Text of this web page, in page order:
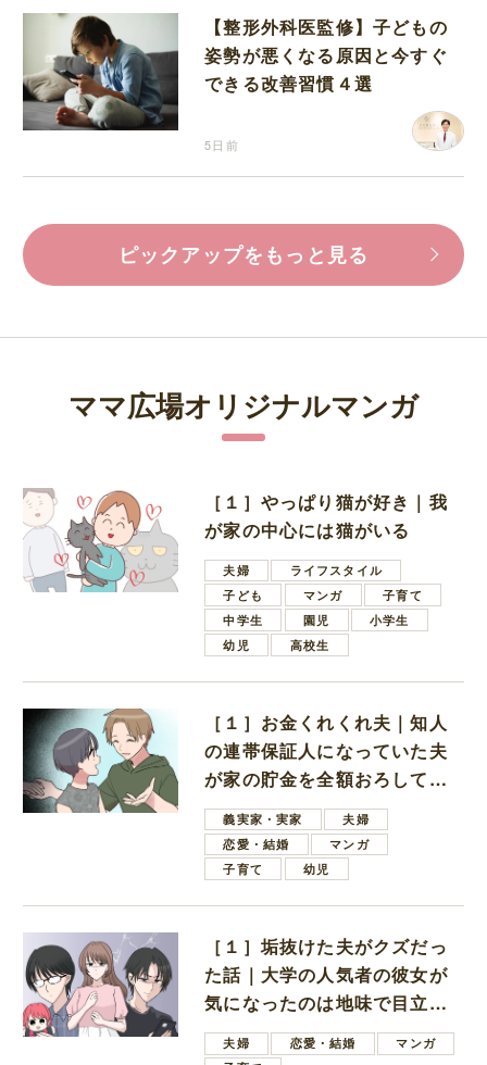
【整形外科医監修】子どもの
姿勢が悪くなる原因と今すぐ
できる改善習慣４選
5日前
ピックアップをもっと見る
ママ広場オリジナルマンガ
［１］やっぱり猫が好き｜我
が家の中心には猫がいる
夫婦
ライフスタイル
子ども
マンガ
子育て
中学生
園児
小学生
幼児
高校生
［１］お金くれくれ夫｜知人
の連帯保証人になっていた夫
が家の貯金を全額おろしてほ
しいと言ってきた
義実家・実家
夫婦
恋愛・結婚
マンガ
子育て
幼児
［１］垢抜けた夫がクズだっ
た話｜大学の人気者の彼女が
気になったのは地味で目立た
ない男子学生
夫婦 恋愛・結婚
マンガ